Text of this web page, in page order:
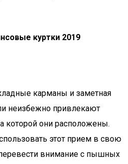
куртки 2019
карманы и заметная
неизбежно привлекают
которой они расположены.
этот прием в свою
внимание с пышных